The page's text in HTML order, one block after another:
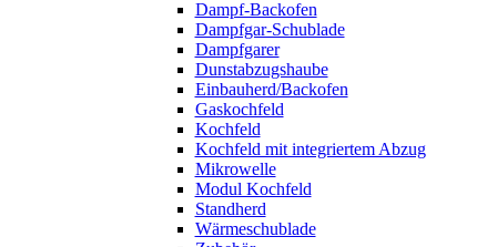
Dampf-Backofen
Dampfgar-Schublade
Dampfgarer
Dunstabzugshaube
Einbauherd/Backofen
Gaskochfeld
Kochfeld
Kochfeld mit integriertem Abzug
Mikrowelle
Modul Kochfeld
Standherd
Wärmeschublade